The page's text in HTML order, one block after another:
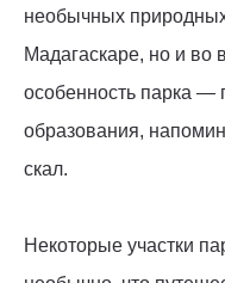
необычных
Мадагаскаре, но и во
особенность парка —
образования,
скал.
Некоторые участки